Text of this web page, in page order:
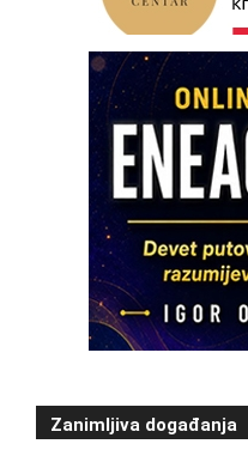
Zanimljiva događanja